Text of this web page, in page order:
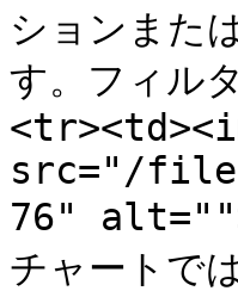
ションまた
す。フィル
src="/files/
76"
チャートで